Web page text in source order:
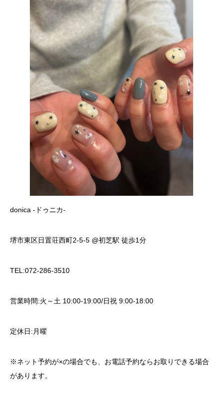
donica -ドゥニカ-
堺市東区日置荘西町2-5-5 @初芝駅 徒歩1分
TEL:072-286-3510
営業時間:火～土 10:00-19:00/日祝 9:00-18:00
定休日:月曜
※ネット予約が×の場合でも、お電話予約ならお取りできる場合
があります。